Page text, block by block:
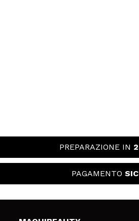
PREPARAZIONE IN
PAGAMENTO